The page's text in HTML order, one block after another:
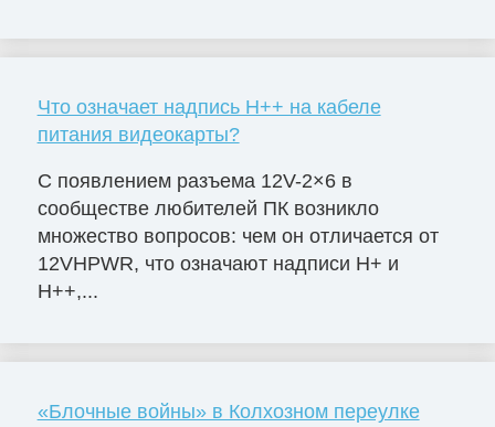
Что означает надпись H++ на кабеле
питания видеокарты?
С появлением разъема 12V-2×6 в
сообществе любителей ПК возникло
множество вопросов: чем он отличается от
12VHPWR, что означают надписи H+ и
H++,...
«Блочные войны» в Колхозном переулке